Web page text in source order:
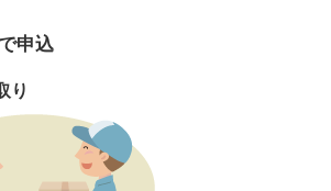
養祭令和2年10月22日(木)
祭 令和2年8月26日(水)
申込
り